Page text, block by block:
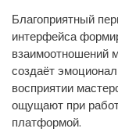
Благоприятный
интерфейса
взаимоотношений
создаёт
восприятии
ощущают при
платформой.